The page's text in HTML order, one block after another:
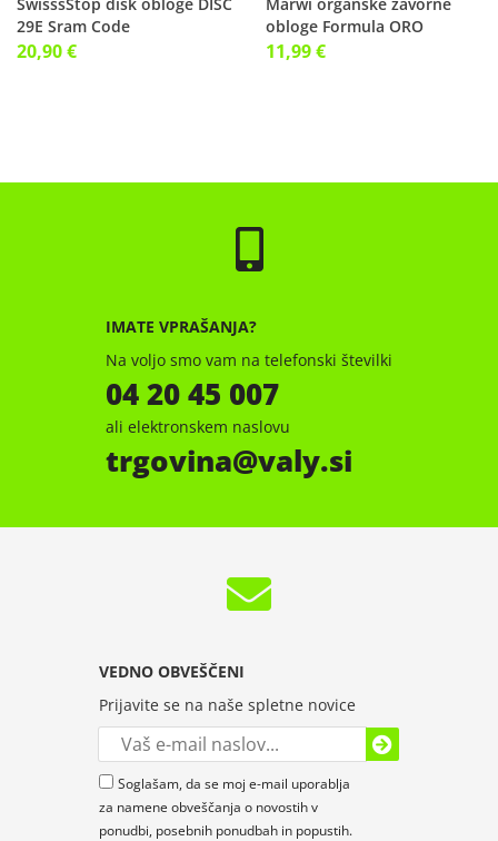
29E Sram Code
20,90 €
obloge Formula ORO
11,99 €
IMATE VPRAŠANJA?
Na voljo smo vam na telefonski številki
04 20 45 007
ali elektronskem naslovu
trgovina valy.si
VEDNO OBVEŠČENI
Prijavite se na naše spletne novice
Soglašam, da se moj e-mail uporablja
za namene obveščanja o novostih v
ponudbi, posebnih ponudbah in popustih.